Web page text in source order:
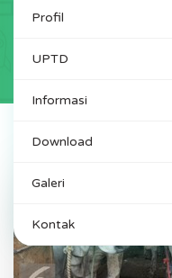
Profil
UPTD
Informasi
Download
Galeri
Kontak